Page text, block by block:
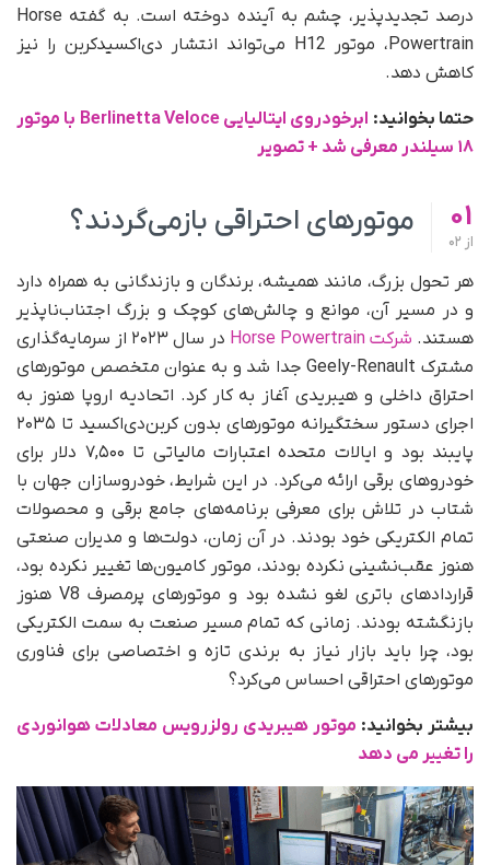
درصد تجدیدپذیر، چشم به آینده دوخته است. به گفته Horse
Powertrain، موتور H12 می‌تواند انتشار دی‌اکسیدکربن را نیز
کاهش دهد.
حتما بخوانید:
ابرخودروی ایتالیایی Berlinetta Veloce با موتور
۱۸ سیلندر معرفی شد + تصویر
01
از
موتورهای احتراقی بازمی‌گردند؟
هر تحول بزرگ، مانند همیشه، برندگان و بازندگانی به همراه دارد
و در مسیر آن، موانع و چالش‌های کوچک و بزرگ اجتناب‌ناپذیر
هستند. شرکت Horse Powertrain
در سال ۲۰۲۳ از سرمایه‌گذاری
مشترک Geely-Renault جدا شد و به‌ عنوان متخصص موتورهای
احتراق داخلی و هیبریدی آغاز به کار کرد. اتحادیه اروپا هنوز به
اجرای دستور سختگیرانه موتورهای بدون کربن‌دی‌اکسید تا ۲۰۳۵
پایبند بود و ایالات متحده اعتبارات مالیاتی تا ۷,۵۰۰ دلار برای
خودروهای برقی ارائه می‌کرد. در این شرایط، خودروسازان جهان با
شتاب در تلاش برای معرفی برنامه‌های جامع برقی و محصولات
تمام الکتریکی خود بودند. در آن زمان، دولت‌ها و مدیران صنعتی
هنوز عقب‌نشینی نکرده بودند، موتور کامیون‌ها تغییر نکرده بود،
قراردادهای باتری لغو نشده بود و موتورهای پرمصرف V8 هنوز
بازنگشته بودند. زمانی که تمام مسیر صنعت به سمت الکتریکی
بود، چرا باید بازار نیاز به برندی تازه و اختصاصی برای فناوری
موتورهای احتراقی احساس می‌کرد؟
بیشتر بخوانید: موتور هیبریدی رولزرویس معادلات هوانوردی
را تغییر می‌ دهد